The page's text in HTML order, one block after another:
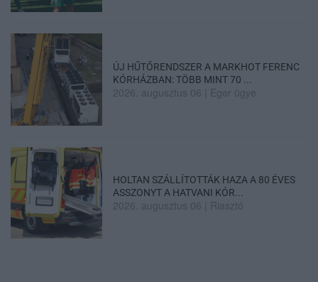
ÚJ HŰTŐRENDSZER A MARKHOT FERENC
KÓRHÁZBAN: TÖBB MINT 70 ...
2026. augusztus 06 Eger ügye
HOLTAN SZÁLLÍTOTTÁK HAZA A 80 ÉVES
ASSZONYT A HATVANI KÓR...
2026. augusztus 06 Riasztó